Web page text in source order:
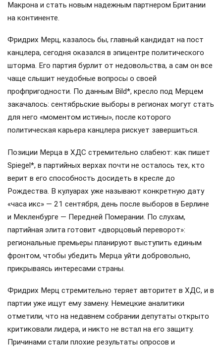
Макрона и стать новым надежным партнером Британии
на континенте.
Фридрих Мерц, казалось бы, главный кандидат на пост
канцлера, сегодня оказался в эпицентре политического
шторма. Его партия бурлит от недовольства, а сам он все
чаще слышит неудобные вопросы о своей
профпригодности. По данным Bild*, кресло под Мерцем
закачалось: сентябрьские выборы в регионах могут стать
для него «моментом истины», после которого
политическая карьера канцлера рискует завершиться.
Позиции Мерца в ХДС стремительно слабеют: как пишет
Spiegel*, в партийных верхах почти не осталось тех, кто
верит в его способность досидеть в кресле до
Рождества. В кулуарах уже называют конкретную дату
«часа икс» — 21 сентября, день после выборов в Берлине
и Мекленбурге — Передней Померании. По слухам,
партийная элита готовит «дворцовый переворот»:
региональные премьеры планируют выступить единым
фронтом, чтобы убедить Мерца уйти добровольно,
прикрываясь интересами страны.
Фридрих Мерц стремительно теряет авторитет в ХДС, и в
партии уже ищут ему замену. Немецкие аналитики
отметили, что на недавнем собрании депутаты открыто
критиковали лидера, и никто не встал на его защиту.
Причинами стали плохие результаты опросов и